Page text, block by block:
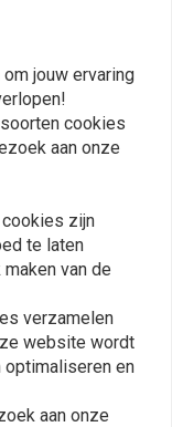
Metal Shorty
Gloss zwart
jouw ervaring
cookies
aan onze
zijn
te laten
van de
verzamelen
website wordt
optimaliseren en
aan onze